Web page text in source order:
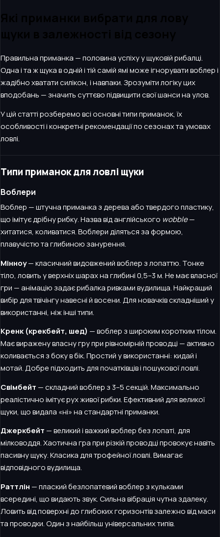
Правильна приманка — половина успіху у щуковій рибалці.
Одна і та ж щука в одній і тій самій ямі може ігнорувати воблер і
жадібно хватати силікон, і навпаки. Зрозуміти логіку цих
вподобань — значить суттєво підвищити свої шанси на улов.
У цій статті розберемо всі основні типи приманок, їх
особливості і конкретні рекомендації по сезонах та умовах
ловлі.
Типи приманок для ловлі щуки
Воблери
Воблер — штучна приманка з дерева або твердого пластику,
що імітує дрібну рибку. Назва від англійського wobble—
хитатися, коливатися. Воблери діляться за формою,
плавучістю та глибиною занурення.
Мінноу— класичний видовжений воблер з лопаттю. Тонке
тіло, ловить у верхніх шарах на глибині 0,5–3 м. Не має власної
гри — анімацію задає рибалка ривками вудилища. Найкращий
вибір для твічінгу навесні й восени. Для новачків складніший у
використанні, ніж інші типи.
Кренк (крекбейт, шед) — воблер з широким коротким тілом.
Має виражену власну гру при рівномірній проводці — активно
коливається з боку в бік. Простий у використанні: кидай і
мотай. Добре підходить для початківців і пошукової ловлі.
Свімбейт — складний воблер з 3–5 секцій. Максимально
реалістично імітує рух живої рибки. Ефективний для великої
щуки, що видала «ні» на стандартні приманки.
Джеркбейт — великий і важкий воблер без лопаті, для
мілководдя. Хаотична гра при різкій проводці провокує навіть
пасивну щуку. Класика для трофейної ловлі. Вимагає
відповідного вудилища.
Раттлін — плаский безлопатевий воблер з кульками
всередині, що видають звук. Сильна вібрація чутна здалеку.
Ловить від поверхні до глибоких горизонтів залежно від маси
та проводки. Один з найбільш універсальних типів.